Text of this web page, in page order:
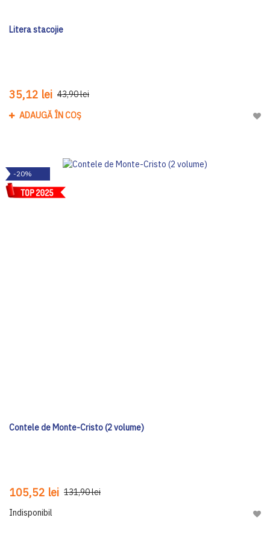
Litera stacojie
35,12 lei 43,90 lei
ADAUGĂ ÎN COȘ
-20%
Contele de Monte-Cristo (2 volume)
105,52 lei 131,90 lei
Indisponibil